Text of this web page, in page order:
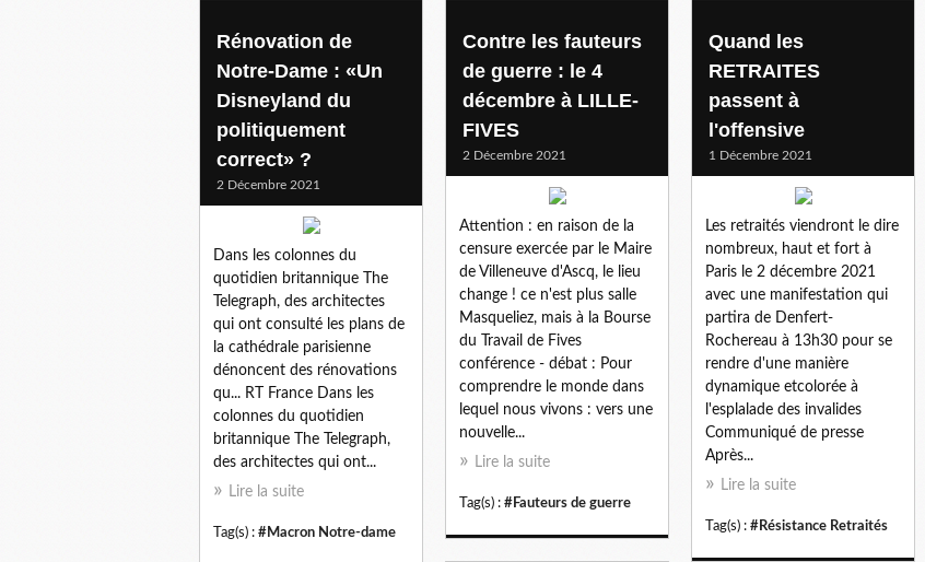
Rénovation de
Notre-Dame : «Un
Disneyland du
politiquement
correct» ?
2 Décembre 2021
Dans les colonnes du
quotidien britannique The
Telegraph, des architectes
qui ont consulté les plans de
la cathédrale parisienne
dénoncent des rénovations
qu... RT France Dans les
colonnes du quotidien
britannique The Telegraph,
des architectes qui ont...
Lire la suite
Tag(s) : #Macron Notre-dame
Contre les fauteurs
de guerre : le 4
décembre à LILLE-
FIVES
2 Décembre 2021
Attention : en raison de la
censure exercée par le Maire
de Villeneuve d'Ascq, le lieu
change ! ce n'est plus salle
Masqueliez, mais à la Bourse
du Travail de Fives
conférence - débat : Pour
comprendre le monde dans
lequel nous vivons : vers une
nouvelle...
Lire la suite
Tag(s) : #Fauteurs de guerre
Quand les
RETRAITES
passent à
l'offensive
1 Décembre 2021
Les retraités viendront le dire
nombreux, haut et fort à
Paris le 2 décembre 2021
avec une manifestation qui
partira de Denfert-
Rochereau à 13h30 pour se
rendre d'une manière
dynamique etcolorée à
l'esplalade des invalides
Communiqué de presse
Après...
Lire la suite
Tag(s) : #Résistance Retraités